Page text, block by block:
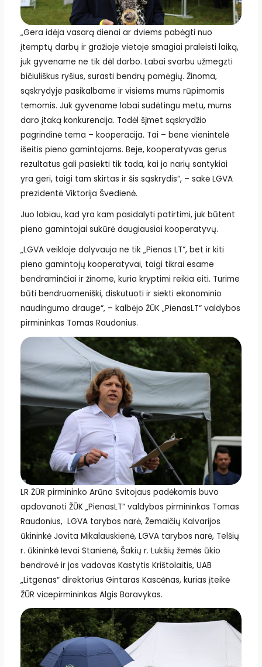
„Gera idėja vasarą dienai ar dviems pabėgti nuo
įtemptų darbų ir gražioje vietoje smagiai praleisti laiką,
juk gyvename ne tik dėl darbo. Labai svarbu užmegzti
bičiuliškus ryšius, surasti bendrų pomėgių. Žinoma,
sąskrydyje pasikalbame ir visiems mums rūpimomis
temomis. Juk gyvename labai sudėtingu metu, mums
daro įtaką konkurencija. Todėl šįmet sąskrydžio
pagrindinė tema – kooperacija. Tai – bene vienintelė
išeitis pieno gamintojams. Beje, kooperatyvas gerus
rezultatus gali pasiekti tik tada, kai jo narių santykiai
yra geri, taigi tam skirtas ir šis sąskrydis“, – sakė LGVA
prezidentė Viktorija Švedienė.
Juo labiau, kad yra kam pasidalyti patirtimi, juk būtent
pieno gamintojai sukūrė daugiausiai kooperatyvų.
„LGVA veikloje dalyvauja ne tik „Pienas LT“, bet ir kiti
pieno gamintojų kooperatyvai, taigi tikrai esame
bendraminčiai ir žinome, kuria kryptimi reikia eiti. Turime
būti bendruomeniški, diskutuoti ir siekti ekonominio
naudingumo drauge“, – kalbėjo ŽŪK „PienasLT“ valdybos
pirmininkas Tomas Raudonius.
LR ŽŪR pirmininko Arūno Svitojaus padėkomis buvo
apdovanoti ŽŪK „PienasLT“ valdybos pirmininkas Tomas
Raudonius, LGVA tarybos narė, Žemaičių Kalvarijos
ūkininkė Jovita Mikalauskienė, LGVA tarybos narė, Telšių
r. ūkininkė Ievai Stanienė, Šakių r. Lukšių žemės ūkio
bendrovė ir jos vadovas Kastytis Krištolaitis, UAB
„Litgenas“ direktorius Gintaras Kascėnas, kurias įteikė
ŽŪR vicepirmininkas Algis Baravykas.